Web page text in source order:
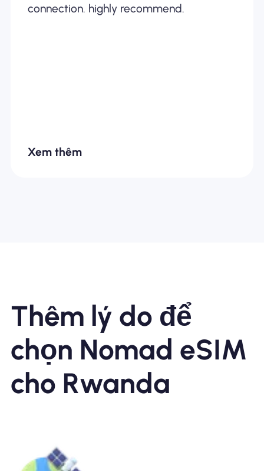
connection. highly recommend.
Xem thêm
Thêm lý do để
chọn Nomad eSIM
cho Rwanda